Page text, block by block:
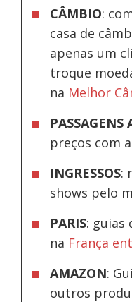
CÂMBIO:
casa de
apenas um
troque
na Melhor
PASSAGENS
preços com a
INGRESSOS:
shows pelo
PARIS: guias
na França
AMAZON:
outros